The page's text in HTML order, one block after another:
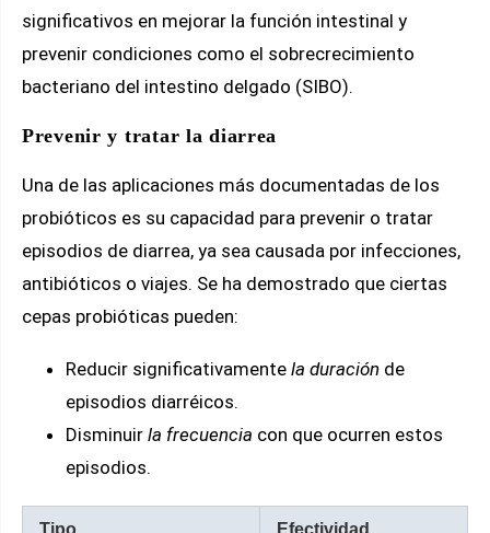
significativos en mejorar la función intestinal y
prevenir condiciones como el sobrecrecimiento
bacteriano del intestino delgado (SIBO).
Prevenir y tratar la diarrea
Una de las aplicaciones más documentadas de los
probióticos es su capacidad para prevenir o tratar
episodios de diarrea, ya sea causada por infecciones,
antibióticos o viajes. Se ha demostrado que ciertas
cepas probióticas pueden:
Reducir significativamente la duración de
episodios diarréicos.
Disminuir la frecuencia con que ocurren estos
episodios.
Tipo Efectividad